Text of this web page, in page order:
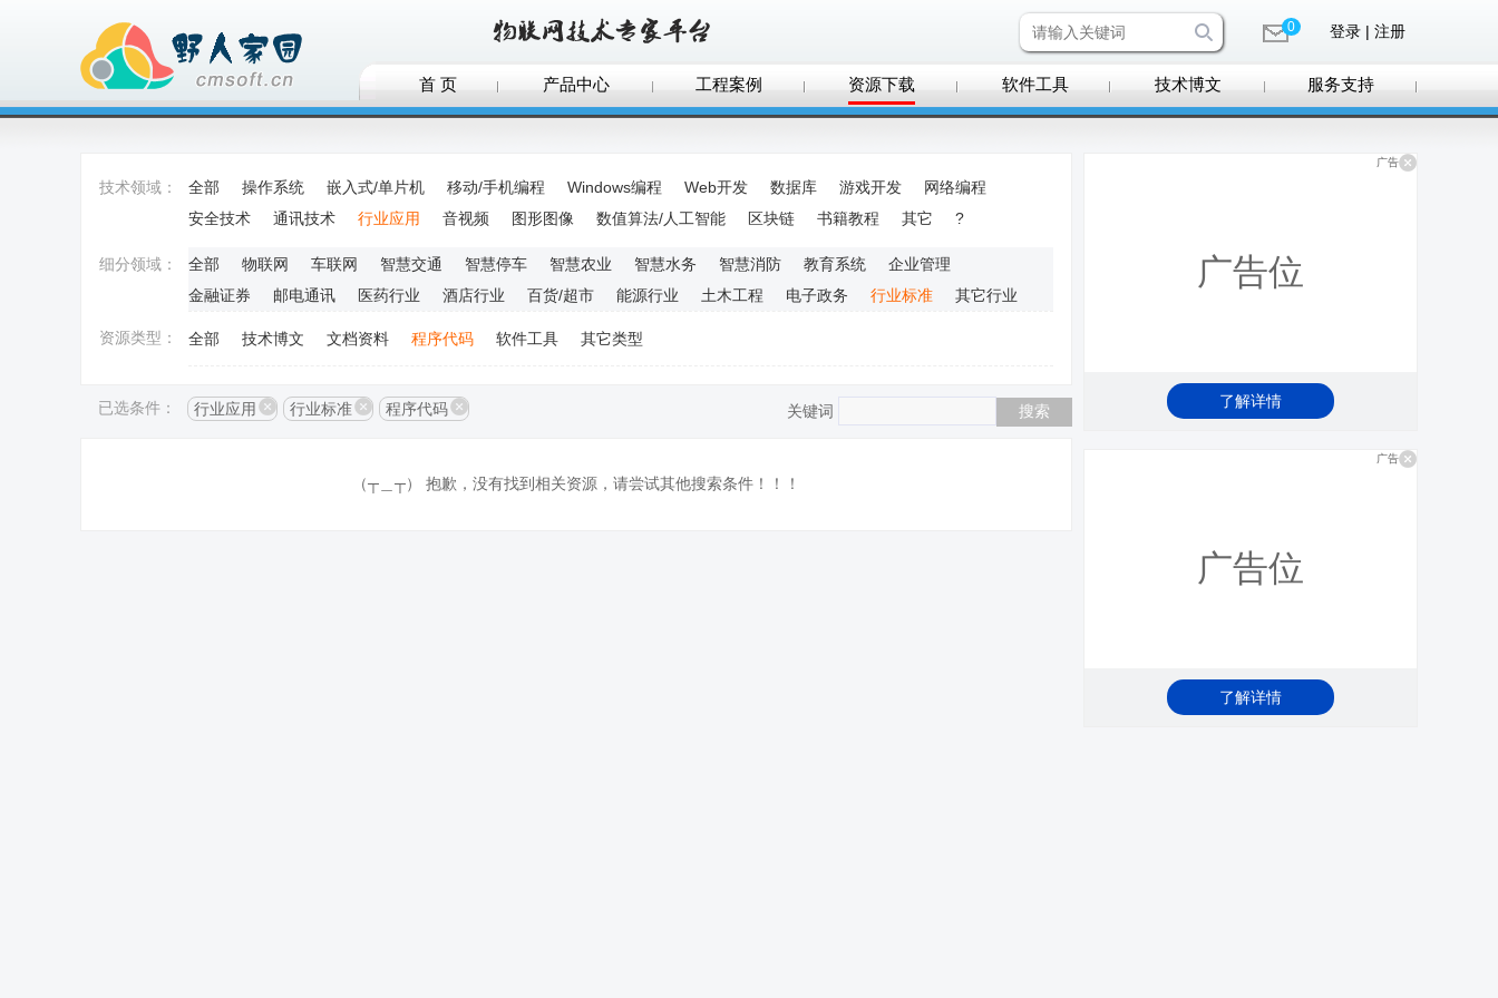
0 登录 | 注册
首 页 产品中心 工程案例 资源下载 软件工具 技术博文 服务支持
技术领域： 全部 操作系统 嵌入式/单片机 移动/手机编程 Windows编程 Web开发 数据库 游戏开发
网络编程
安全技术
通讯技术 行业应用 音视频 图形图像 数值算法/人工智能 区块链 书籍教程 其它 ?
细分领域： 全部 物联网 车联网 智慧交通 智慧停车 智慧农业 智慧水务 智慧消防 教育系统
企业管理
金融证券
邮电通讯 医药行业 酒店行业 百货/超市 能源行业 土木工程 电子政务 行业标准 其它行业
资源类型： 全部 技术博文 文档资料 程序代码 软件工具 其它类型
已选条件： 行业应用 行业标准 程序代码 关键词
（┬＿┬） 抱歉，没有找到相关资源，请尝试其他搜索条件！！！
广告
广告位
了解详情
广告
广告位
了解详情